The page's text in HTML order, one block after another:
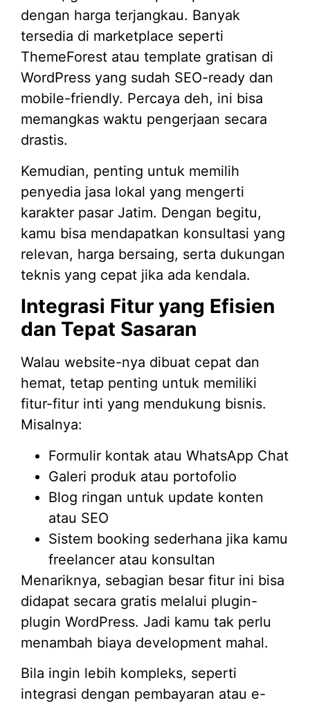
dengan harga terjangkau. Banyak
tersedia di marketplace seperti
ThemeForest atau template gratisan di
WordPress yang sudah SEO-ready dan
mobile-friendly. Percaya deh, ini bisa
memangkas waktu pengerjaan secara
drastis.
Kemudian, penting untuk memilih
penyedia jasa lokal yang mengerti
karakter pasar Jatim. Dengan begitu,
kamu bisa mendapatkan konsultasi yang
relevan, harga bersaing, serta dukungan
teknis yang cepat jika ada kendala.
Integrasi Fitur yang Efisien
dan Tepat Sasaran
Walau website-nya dibuat cepat dan
hemat, tetap penting untuk memiliki
fitur-fitur inti yang mendukung bisnis.
Misalnya:
Formulir kontak atau WhatsApp Chat
Galeri produk atau portofolio
Blog ringan untuk update konten
atau SEO
Sistem booking sederhana jika kamu
freelancer atau konsultan
Menariknya, sebagian besar fitur ini bisa
didapat secara gratis melalui plugin-
plugin WordPress. Jadi kamu tak perlu
menambah biaya development mahal.
Bila ingin lebih kompleks, seperti
integrasi dengan pembayaran atau e-